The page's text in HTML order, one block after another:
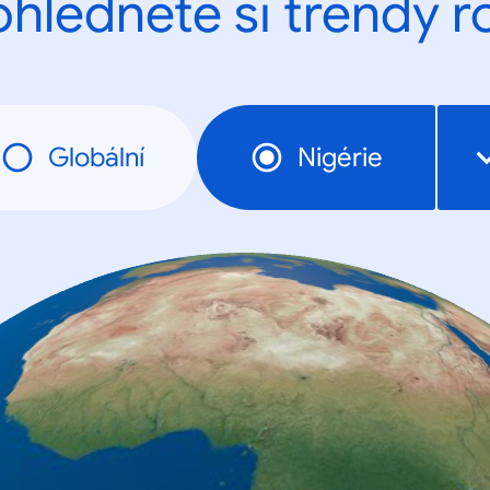
si trendy
Globální Nigérie